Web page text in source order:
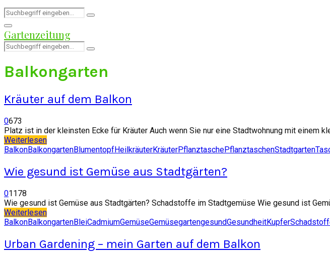
Search
for:
Search
Facebook
Twitter
Instagram
Pinterest
Youtube
Snapchat
Primary
Menu
Gartenzeitung
Search
for:
Search
Balkongarten
Kräuter auf dem Balkon
0673
Platz ist in der kleinsten Ecke für Kräuter Auch wenn Sie nur eine Stadtwohnung mit einem
Weiterlesen
BalkonBalkongartenBlumentopfHeilkräuterKräuterPflanztaschePflanztaschenStadtgarten
Wie gesund ist Gemüse aus Stadtgärten?
01178
Wie gesund ist Gemüse aus Stadtgärten? Schadstoffe im Stadtgemüse Wie gesund ist
Weiterlesen
BalkonBalkongartenBleiCadmiumGemüseGemüsegartengesundGesundheitKupfer
Urban Gardening – mein Garten auf dem Balkon